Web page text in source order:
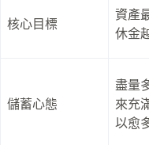
核心目標
資產
休金
儲蓄心態
盡量
來充
以愈